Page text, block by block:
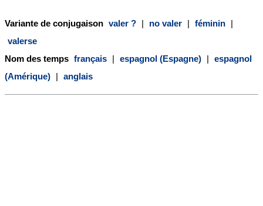
Variante de conjugaison valer ? | no valer | féminin |
valerse
Nom des temps français | espagnol (Espagne) | espagnol
(Amérique) | anglais